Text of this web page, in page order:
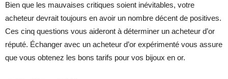
Bien que les mauvaises critiques soient inévitables, votre
acheteur devrait toujours en avoir un nombre décent de positives.
Ces cinq questions vous aideront à déterminer un acheteur d’or
réputé. Échanger avec un acheteur d’or expérimenté vous assure
que vous obtenez les bons tarifs pour vos bijoux en or.